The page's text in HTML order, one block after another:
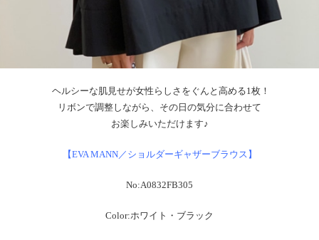
ヘルシーな肌見せが女性らしさをぐんと高める1枚！
リボンで調整しながら、その日の気分に合わせて
お楽しみいただけます♪
【EVA MANN／ショルダーギャザーブラウス】
No:A0832FB305
Color:ホワイト・ブラック